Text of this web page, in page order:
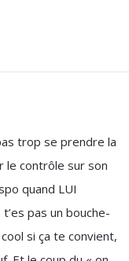
trop se prendre la
le contrôle sur son
quand LUI
pas un bouche-
si ça te convient,